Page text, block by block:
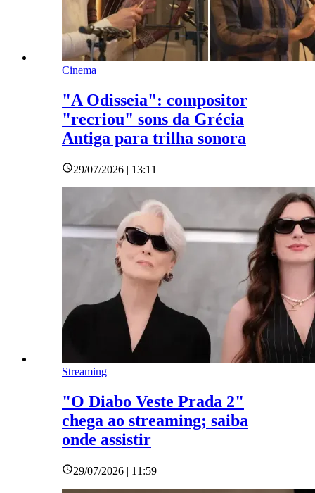
Cinema
"A Odisseia": compositor
"recriou" sons da Grécia
Antiga para trilha sonora
29/07/2026 | 13:11
Streaming
"O Diabo Veste Prada 2"
chega ao streaming; saiba
onde assistir
29/07/2026 | 11:59